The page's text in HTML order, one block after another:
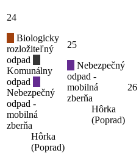
24
Biologicky
rozložiteľný
odpad
Komunálny
odpad
Nebezpečný
odpad -
mobilná
zberňa
Hôrka
(Poprad)
25
Nebezpečný
odpad -
mobilná
zberňa
Hôrka
(Poprad)
26